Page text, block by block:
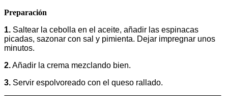
Preparación
1. Saltear la cebolla en el aceite, añadir las espinacas
picadas, sazonar con sal y pimienta. Dejar impregnar unos
minutos.
2.Añadir la crema mezclando bien.
3. Servir espolvoreado con el queso rallado.